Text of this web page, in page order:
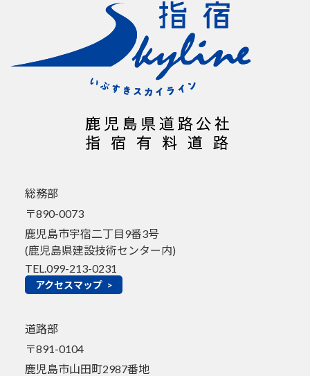
総務部
〒890-0073
鹿児島市宇宿二丁目9番3号
(鹿児島県建設技術センター内)
TEL.099-213-0231
アクセスマップ >
道路部
〒891-0104
鹿児島市山田町2987番地